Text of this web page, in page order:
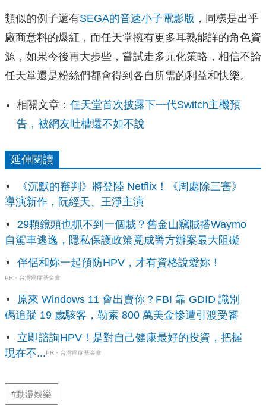
類似的例子還有SEGA的音速小子電影版 ，同樣是出乎
廠商意料的爆紅，而任天堂擁有更多耳熟能詳的角色資
源，如果今後再大步些，嘗試走多元化策略，相信不論
任天堂還是粉絲們都會得到各自所需的利益和快樂。
相關文章： 任天堂首次披露下一代Switch主機預
告，被網友吐槽還不如不說
延伸閱讀
《沉默的審判》將登陸 Netflix！《周處除三害》
導演新作，阮經天、王淨主演
29顆鏡頭也抓不到一個賊？舊金山竊賊搭Waymo
自駕車逃逸，隱私保護政策竟成警方辦案最大阻礙
伴侶和妳一起預防HPV，才有資格說愛妳！
PR・台灣癌症基金會
原來 Windows 11 會出賣你？FBI 靠 GDID 識別
碼追蹤 19 歲駭客，勒索 800 萬美金慘遭引渡受審
立即諮詢HPV！是對自己健康最好的投資，把握
現在不...PR・台灣癌症基金會
#動漫娛樂